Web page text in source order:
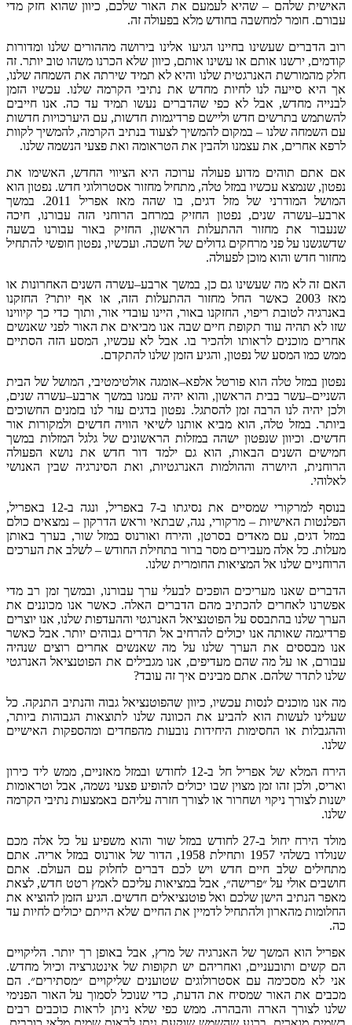
שהיא לעמעם את האור שלכם, כיוון שהוא חזק מדי
בחודש מלא בפעולה זה.
בחיינו הגיעו אלינו בירושה מההורים שלנו ומדורות
או עשינו אותם,כיוון שלא הכרנו משהו טוב יותר.זה
שלנו והיא לא תמיד שירתה את השמחה שלנו,
לחיות מחדש את נתיבי הקרמה שלנו.עכשיו הזמן
לא כפי שהדברים נעשו תמיד עד כה.אנו חייבים
וליישם פרדיגמות חדשות, עם היערכויות חדשות
במקום להמשיך לצעוד בנתיב הקרמה,להמשיך לקוות
ולהבין את הטראומה ואת פצעי הנשמה שלנו
פעולה ערוכה היא הציווי החדש ,האשימו את
במזל טלה, מתחיל מחזור אסטרולוגי חדש.נפטון הוא
של מזל דגים,בו שהה מאז אפריל 2011.
במשך
,נפטון החזיק במרחב הרוחני הזה עבורנו,חיכה
ההתעלות הראשון,החזיק באור עבורנו בשעה
גדולים של חשכה. ועכשיו ,נפטון חופשי להתחיל
לפעולה.
גם כן,במשך ארבע–עשרה השנים האחרונות או
החל מחזור ההתעלות הזה, או אף יותר ?החזקנו
,החזקנו באור,היינו עובדי אור,ותוך כדי כך קיווינו
תקופת חיים שבה אנו מביאים את האור לפני שאנשים
ולהכיר בו .אבל לא עכשיו,המסע הזה הסתיים
נפטון,והגיע הזמן שלנו להתקדם.
פורטל אלפא–אומגה אולטימטיבי,המושל של הבית
הראשון,והוא יהיה עמנו במשך ארבע –עשרה שנים,
זמן להסתגל .נפטון בדגים עזר לנו בזמנים החשוכים
,הוא מביא אותנו לשיאי הוויה חדשים ולמקורות אור
ישהה במזלות הראשונים של גלגל המזלות במשך
, הוא גם ילמד דור חדש את נושא הפעולה
וההולמות האנרגטיות,ואת הסינרגיה שבין האנושי
את נסיגתו ב-7 באפריל,ונגה ב-12 באפריל,
–מרקורי ,נגה,שבתאי וראש הדרקון–נמצאים כולם
בסרטן,והירח ואורנוס במזל שור ,בערך באותן
מסר ברור בתחילת החודש– לשלב את הערכים
המציאות החומרית שלנו.
הופכים לבעלי ערך עבורנו ,ובמשך זמן רב מדי
להכתיב מהם הדברים האלה.כאשר אנו מכוננים את
על הפוטנציאל האנרגטי וההעדפות שלנו,אנו יוצרים
יכולים להרחיב אל תדרים גבוהים יותר.אבל כאשר
הערך שלנו על מה שאנשים אחרים רוצים שנהיה
שהם מעדיפים ,אנו מגבילים את הפוטנציאל האנרגטי
.אתם מבינים איך זה עובד?
עכשיו,כיוון שהפוטנציאל גבוה והנתיב התנקה.כל
להביע את הכוונה שלנו לתוצאות הגבוהות ביותר,
היחידות נובעות מהפחדים ומהספקות האישיים
חל ב-12 לחודש ובמזל מאזניים,ממש ליד כירון
מצוין שבו יכולים להופיע פצעי נשמה,אבל וטראומות
ושחרור או לצורך חזרה עליהם באמצעות נתיבי הקרמה
-27
לחודש במזל שור והוא משפיע על כל אלה מכם
ותחילת1958, הדור של אורנוס במזל אריה .אתם
חדש ויש לכם דברים לחלוק עם העולם.אתם
, אבל במציאות עליכם לאמץ רטט חדש, לצאת
שלכם ואל פוטנציאלים חדשים.הגיע הזמן להוציא את
לדמיין את החיים שלא הייתם יכולים לחיות עד
של האנרגיה של מרץ,אבל באופן רך יותר.הליקויים
, ואחריהם יש תקופות של אינטגרציה וכיול מחדש.
אסטרולוגים שטוענים שליקויים ״מסתירים״.הם
שמסיח את הדעת ,כדי שנוכל לסמוך על האור הפנימי
והבהרה.ממש כפי שלא ניתן לראות כוכבים רבים